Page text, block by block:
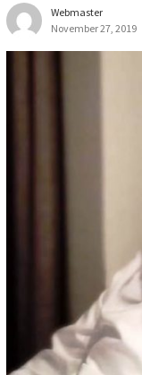
Webmaster
November 27, 2019